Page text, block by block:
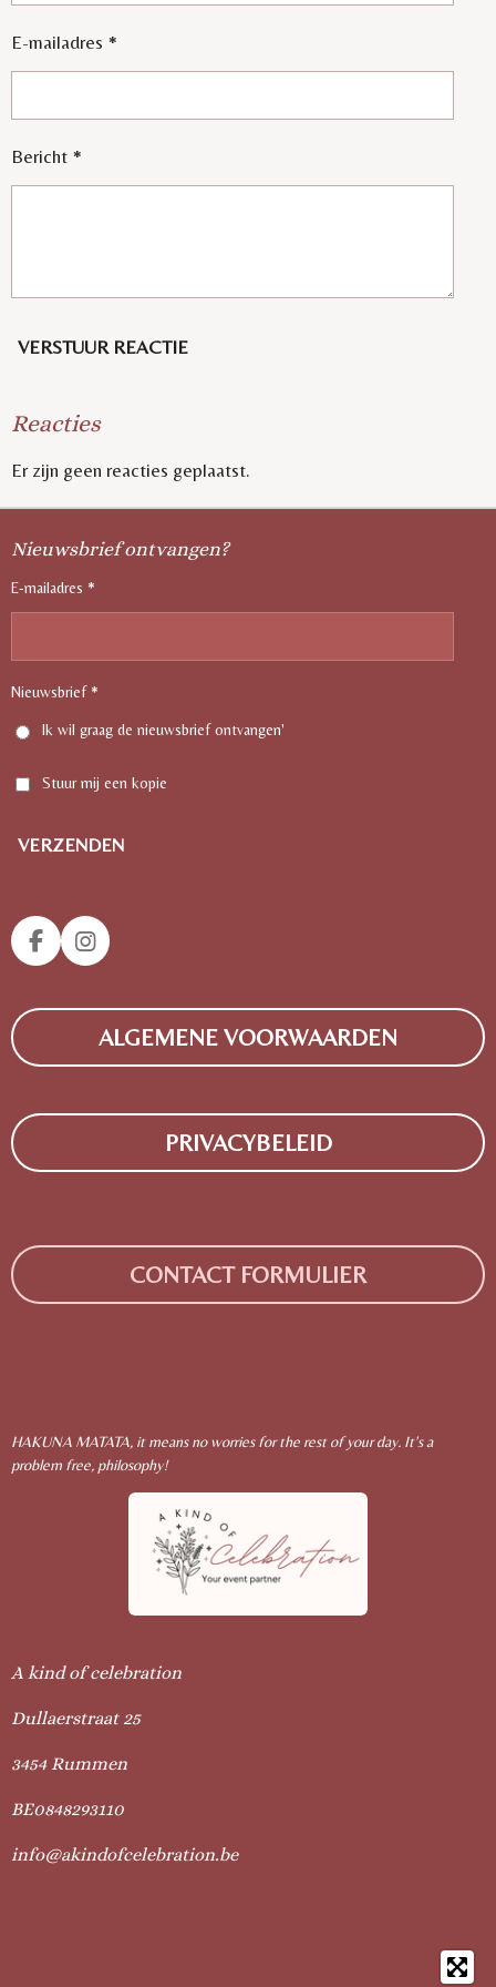
E-mailadres *
Bericht *
VERSTUUR REACTIE
Reacties
Er zijn geen reacties geplaatst.
Nieuwsbrief ontvangen?
E-mailadres *
Nieuwsbrief *
Ik wil graag de nieuwsbrief ontvangen'
Stuur mij een kopie
VERZENDEN
F
A
E
O
I
N
T
G
ALGEMENE VOORWAARDEN
PRIVACYBELEID
CONTACT FORMULIER
HAKUNA MATATA, it means no worries for the rest of your day. It's a
problem free, philosophy!
A kind of celebration
Dullaerstraat 25
3454 Rummen
BE0848293110
info@akindofcelebration.be